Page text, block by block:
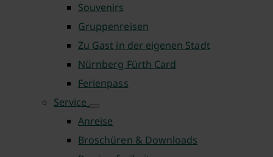
Souvenirs
Gruppenreisen
Zu Gast in der eigenen Stadt
Nürnberg Fürth Card
Ferienpass
Service
Anreise
Broschüren & Downloads